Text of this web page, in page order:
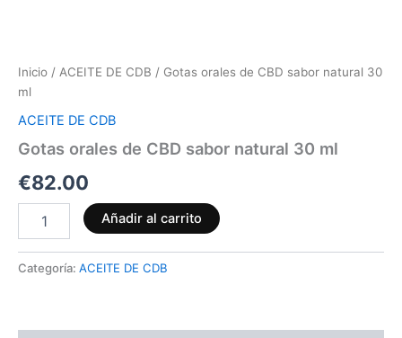
Inicio / ACEITE DE CDB / Gotas orales de CBD sabor natural 30
ml
ACEITE DE CDB
Gotas orales de CBD sabor natural 30 ml
€82.00
Añadir al carrito
Categoría: ACEITE DE CDB